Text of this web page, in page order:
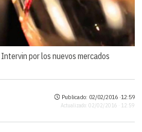
por los nuevos mercados
Publicado: 02/02/2016 ·12:59
Actualizado: 02/02/2016 · 12:59